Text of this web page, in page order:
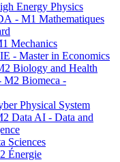
Energy Physics
- M1 Mathematiques
Mechanics
- Master in Economics
Biology and Health
Biomeca -
Physical System
Data AI - Data and
Sciences
Énergie